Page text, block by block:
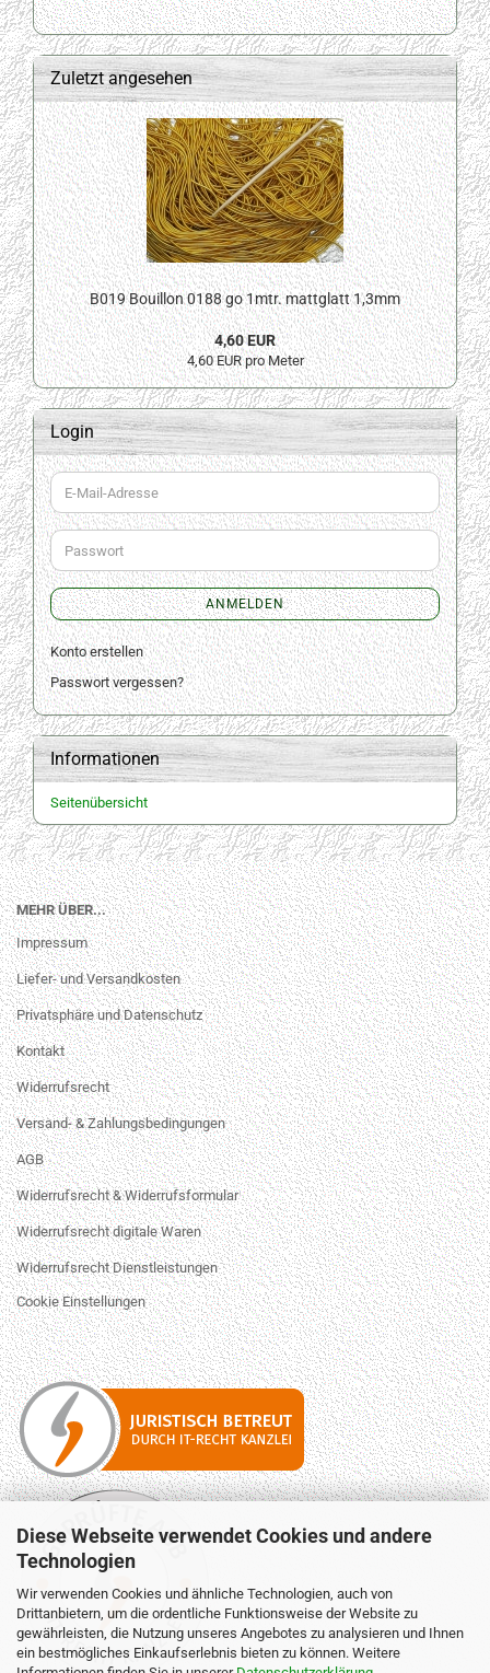
Diese Webseite verwendet Cookies und andere
Technologien
Wir verwenden Cookies und ähnliche Technologien, auch von
Drittanbietern, um die ordentliche Funktionsweise der Website zu
gewährleisten, die Nutzung unseres Angebotes zu analysieren und Ihnen
ein bestmögliches Einkaufserlebnis bieten zu können. Weitere
Zuletzt angesehen
B019 Bouillon 0188 go 1mtr. mattglatt 1,3mm
4,60 EUR
4,60 EUR pro Meter
Login
E-
Mail-
Adresse
Passwort
ANMELDEN
Konto erstellen
Passwort vergessen?
Informationen
Seitenübersicht
MEHR ÜBER...
Impressum
Liefer- und Versandkosten
Privatsphäre und Datenschutz
Kontakt
Widerrufsrecht
Versand- & Zahlungsbedingungen
AGB
Widerrufsrecht & Widerrufsformular
Widerrufsrecht digitale Waren
Widerrufsrecht Dienstleistungen
Cookie Einstellungen